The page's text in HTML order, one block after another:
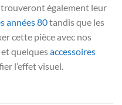
trouveront également leur
années 80tandis que les
cette pièce avec nos
et quelquesaccessoires
l’effet visuel.